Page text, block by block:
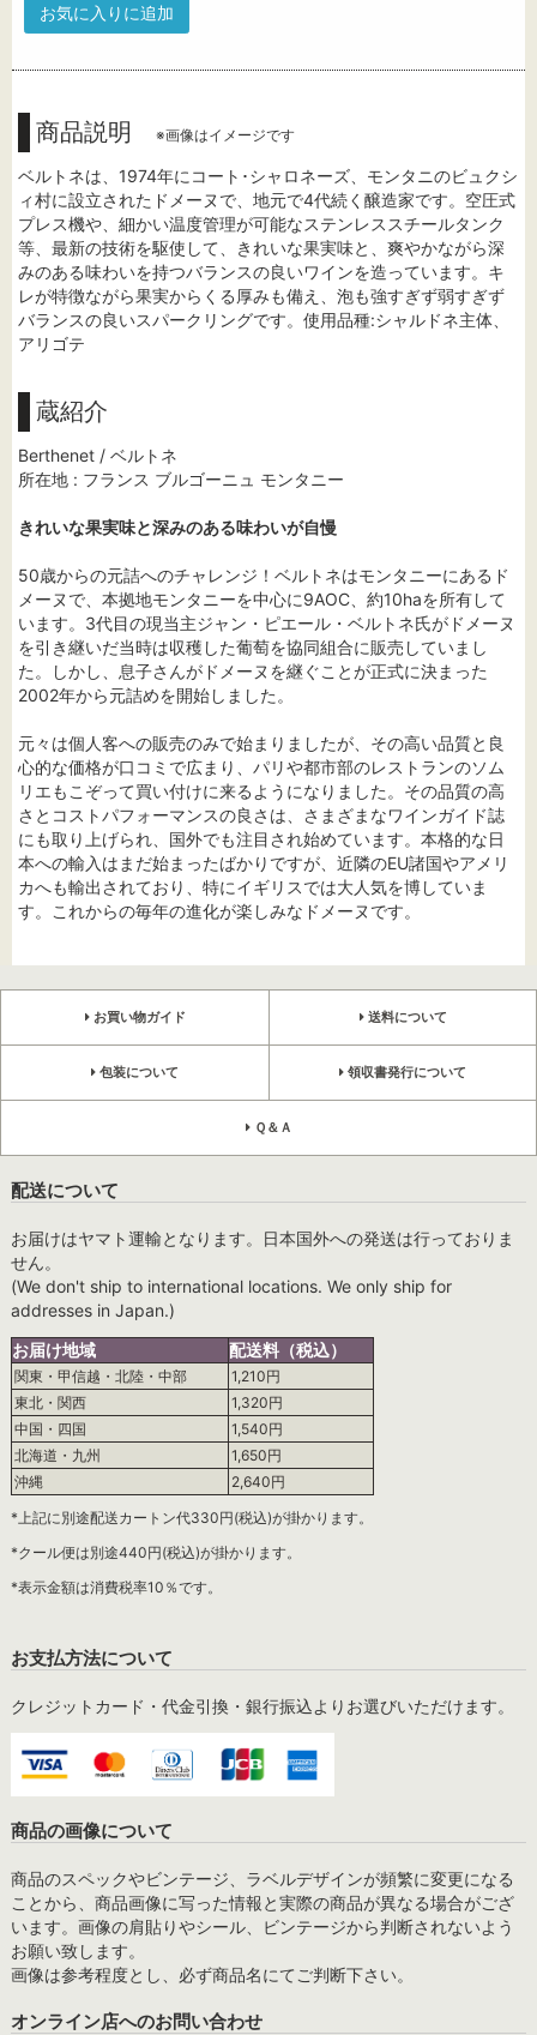
お気に入りに追加
商品説明 ※画像はイメージです
ベルトネは、1974年にコート･シャロネーズ、モンタニのビュクシ
ィ村に設立されたドメーヌで、地元で4代続く醸造家です。空圧式
プレス機や、細かい温度管理が可能なステンレススチールタンク
等、最新の技術を駆使して、きれいな果実味と、爽やかながら深
みのある味わいを持つバランスの良いワインを造っています。キ
レが特徴ながら果実からくる厚みも備え、泡も強すぎず弱すぎず
バランスの良いスパークリングです。使用品種:シャルドネ主体、
アリゴテ
蔵紹介
Berthenet / ベルトネ
所在地 : フランス ブルゴーニュ モンタニー
きれいな果実味と深みのある味わいが自慢
50歳からの元詰へのチャレンジ！ベルトネはモンタニーにあるド
メーヌで、本拠地モンタニーを中心に9AOC、約10haを所有して
います。3代目の現当主ジャン・ピエール・ベルトネ氏がドメーヌ
を引き継いだ当時は収穫した葡萄を協同組合に販売していまし
た。しかし、息子さんがドメーヌを継ぐことが正式に決まった
2002年から元詰めを開始しました。
元々は個人客への販売のみで始まりましたが、その高い品質と良
心的な価格が口コミで広まり、パリや都市部のレストランのソム
リエもこぞって買い付けに来るようになりました。その品質の高
さとコストパフォーマンスの良さは、さまざまなワインガイド誌
にも取り上げられ、国外でも注目され始めています。本格的な日
本への輸入はまだ始まったばかりですが、近隣のEU諸国やアメリ
カへも輸出されており、特にイギリスでは大人気を博していま
す。これからの毎年の進化が楽しみなドメーヌです。
お買い物ガイド 送料について
包装について 領収書発行について
Ｑ＆Ａ
配送について
お届けはヤマト運輸となります。日本国外への発送は行っておりま
せん。
(We don't ship to international locations. We only ship for
addresses in Japan.)
お届け地域
配送料（税込）
関東・甲信越・北陸・中部
1,210円
東北・関西
1,320円
中国・四国
1,540円
北海道・九州
1,650円
沖縄
2,640円
*上記に別途配送カートン代330円(税込)が掛かります。
*クール便は別途440円(税込)が掛かります。
*表示金額は消費税率10％です。
お支払方法について
クレジットカード・代金引換・銀行振込よりお選びいただけます。
商品の画像について
商品のスペックやビンテージ、ラベルデザインが頻繁に変更になる
ことから、商品画像に写った情報と実際の商品が異なる場合がござ
います。画像の肩貼りやシール、ビンテージから判断されないよう
お願い致します。
画像は参考程度とし、必ず商品名にてご判断下さい。
オンライン店へのお問い合わせ